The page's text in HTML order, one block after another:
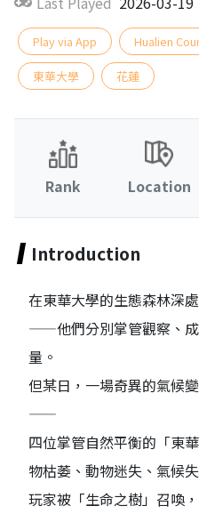
Play via App Hualien
東華大學 花蓮
Rank Location
Introduction
在東華大學的生態森林深
——他們分別掌管觀察、
量。
但某日，一場奇異的氣候
——
四位掌管自然平衡的「東
物枯萎、動物迷失、氣候
玩家被「生命之樹」召喚